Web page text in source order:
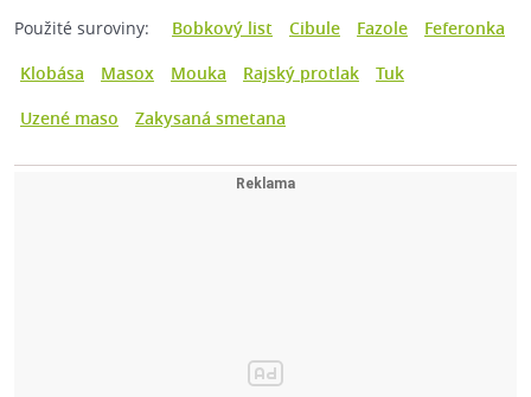
Použité suroviny: Bobkový list Cibule Fazole
Feferonka
Klobása
Masox Mouka Rajský protlak
Tuk
Uzené maso
Zakysaná smetana